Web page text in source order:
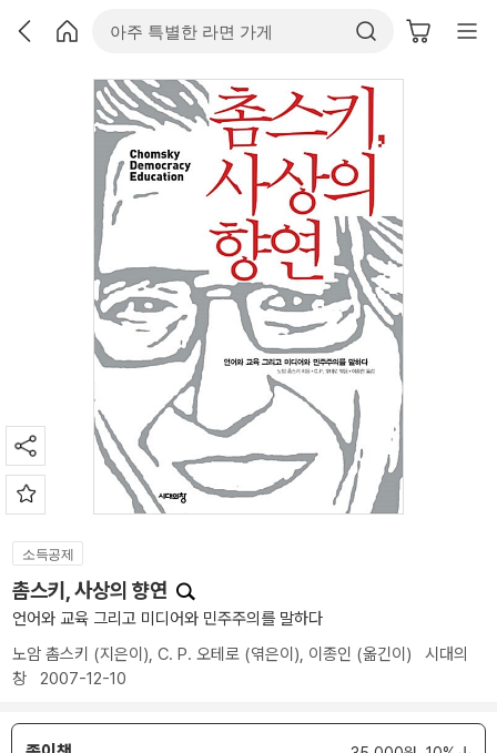
소득공제
촘스키, 사상의 향연
언어와 교육 그리고 미디어와 민주주의를 말하다
노암 촘스키 (지은이), C. P. 오테로 (엮은이), 이종인 (옮긴이) 시대의
창 2007-12-10